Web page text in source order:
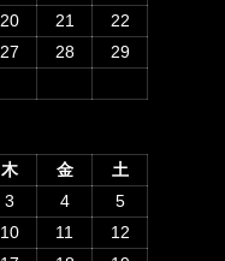
20 21
22
27 28
29
木 金
土
3 4
5
10 11
12